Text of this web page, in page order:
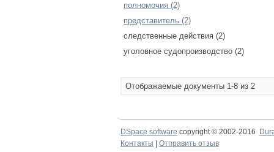
полномочия (2)
представитель (2)
следственные действия (2)
уголовное судопроизводство (2)
Отображаемые документы 1-8 из 2
DSpace software copyright © 2002-2016
Контакты
Отправить отзыв